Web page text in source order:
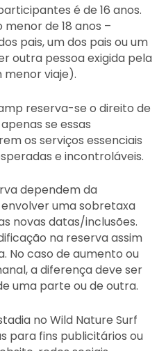
é de 16 anos.
de 18 anos –
pais, um dos pais ou um
outra pessoa exigida pela
menor viaje).
reserva-se o direito de
se essas
os serviços essenciais
e incontroláveis.
dependem da
uma sobretaxa
novas datas/inclusões.
na reserva assim
No caso de aumento ou
a diferença deve ser
uma parte ou de outra.
no Wild Nature Surf
para fins publicitários ou